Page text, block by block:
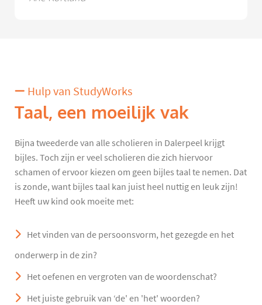
Hulp van StudyWorks
Taal, een moeilijk vak
Bijna tweederde van alle scholieren in Dalerpeel krijgt
bijles. Toch zijn er veel scholieren die zich hiervoor
schamen of ervoor kiezen om geen bijles taal te nemen. Dat
is zonde, want bijles taal kan juist heel nuttig en leuk zijn!
Heeft uw kind ook moeite met:
Het vinden van de persoonsvorm, het gezegde en het
onderwerp in de zin?
Het oefenen en vergroten van de woordenschat?
Het juiste gebruik van ‘de' en 'het' woorden?